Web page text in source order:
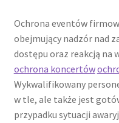
Ochrona eventów
obejmujący nadzór nad
dostępu oraz reakcją na
ochrona koncertów
Wykwalifikowany
w tle, ale także jest
przypadku sytuacji